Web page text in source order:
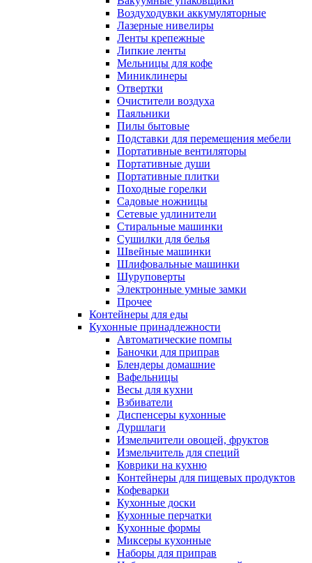
Воздуходувки аккумуляторные
Лазерные нивелиры
Ленты крепежные
Липкие ленты
Мельницы для кофе
Миниклинеры
Отвертки
Очистители воздуха
Паяльники
Пилы бытовые
Подставки для перемещения мебели
Портативные вентиляторы
Портативные души
Портативные плитки
Походные горелки
Садовые ножницы
Сетевые удлинители
Стиральные машинки
Сушилки для белья
Швейные машинки
Шлифовальные машинки
Шуруповерты
Электронные умные замки
Прочее
Контейнеры для еды
Кухонные принадлежности
Автоматические помпы
Баночки для приправ
Блендеры домашние
Вафельницы
Весы для кухни
Взбиватели
Диспенсеры кухонные
Дуршлаги
Измельчители овощей, фруктов
Измельчитель для специй
Коврики на кухню
Контейнеры для пищевых продуктов
Кофеварки
Кухонные доски
Кухонные перчатки
Кухонные формы
Миксеры кухонные
Наборы для приправ